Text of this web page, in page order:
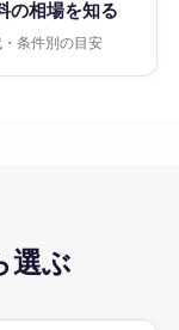
の相場を知る
条件別の目安
選ぶ